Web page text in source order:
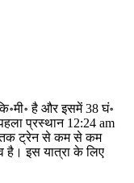
है और इसमें 38 घं॰
प्रस्थान 12:24 am
तक ट्रेन से कम से कम
है। इस यात्रा के लिए